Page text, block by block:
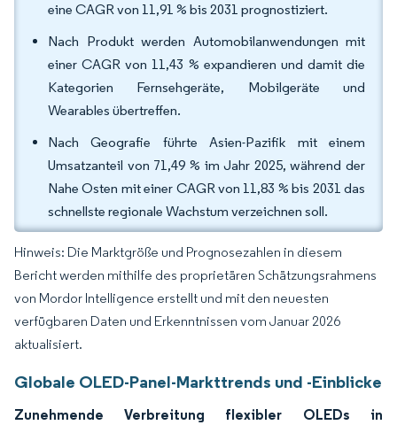
eine CAGR von 11,91 % bis 2031 prognostiziert.
Nach Produkt werden Automobilanwendungen mit
einer CAGR von 11,43 % expandieren und damit die
Kategorien Fernsehgeräte, Mobilgeräte und
Wearables übertreffen.
Nach Geografie führte Asien-Pazifik mit einem
Umsatzanteil von 71,49 % im Jahr 2025, während der
Nahe Osten mit einer CAGR von 11,83 % bis 2031 das
schnellste regionale Wachstum verzeichnen soll.
Hinweis: Die Marktgröße und Prognosezahlen in diesem
Bericht werden mithilfe des proprietären Schätzungsrahmens
von Mordor Intelligence erstellt und mit den neuesten
verfügbaren Daten und Erkenntnissen vom Januar 2026
aktualisiert.
Globale OLED-Panel-Markttrends und -Einblicke
Zunehmende Verbreitung flexibler OLEDs in